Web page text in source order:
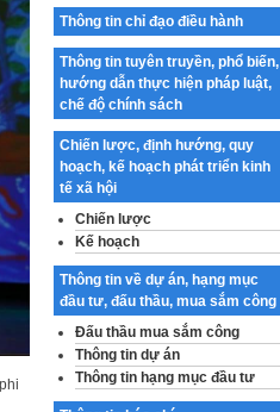
Kế hoạch Tổ chức Cuộc thi
chính luận về bảo vệ nền tảng tư
tưởng của Đảng…
Công bố công khai dự toán kinh
phí xây dựng pháp luật, hoàn
thiện thể chế, chính…
Quy định về nghiên cứu, ứng
dụng khoa học, công nghệ, đổi
mới sáng tạo và chuyển…
Quy định chi tiết và hướng dẫn
thi hành một số điều của Luật Lý
lịch tư…
Sửa đổi, bổ sung một số nội
dung tại Nghị quyết số 30/NQ-
CP ngày 24 tháng 02…
Ban hành Chương trình hành
Thông tin chỉ đạo điều hành
Thông tin tuyên truyền, phổ biến,
hướng dẫn thực hiện pháp luật,
chế độ chính sách
Chiến lược, định hướng, quy
hoạch, kế hoạch phát triển kinh
tế xã hội
Chiến lược
Kế hoạch
Thông tin về dự án, hạng mục
đầu tư, đấu thầu, mua sắm công
Đấu thầu mua sắm công
Thông tin dự án
Thông tin hạng mục đầu tư